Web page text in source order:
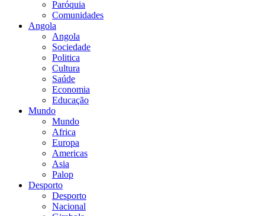
Paróquia
Comunidades
Angola
Angola
Sociedade
Politica
Cultura
Saúde
Economia
Educação
Mundo
Mundo
Africa
Europa
Americas
Asia
Palop
Desporto
Desporto
Nacional